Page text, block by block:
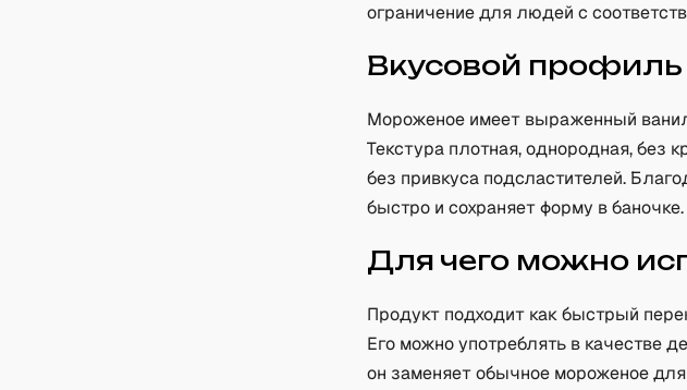
ограничение для людей с
Вкусовой профиль
Мороженое имеет выраженный
Текстура плотная, однородная, без
без привкуса подсластителей.
быстро и сохраняет форму в баночке.
Для чего можно
Продукт подходит как быстрый
Его можно употреблять в качестве
он заменяет обычное мороженое